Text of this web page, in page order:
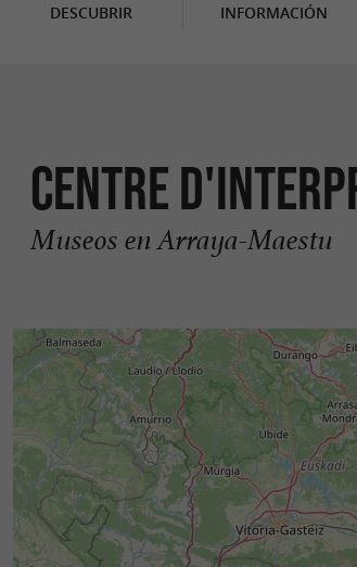
DESCUBRIR INFORMACIÓN
Centre
Museos en Arraya-Maestu